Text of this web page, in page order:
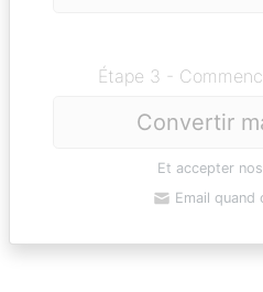
Étape 3 -
Convertir
Et accepter nos
Email quand